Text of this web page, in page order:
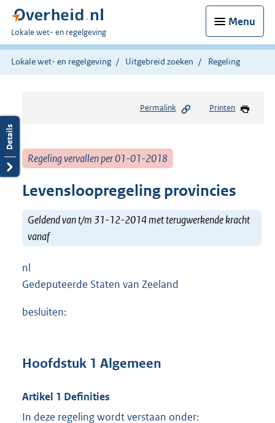
Menu
U
bent
hier:
Lokale wet- en regelgeving
Lokale wet- en regelgeving Uitgebreid zoeken Regeling
Permalink Printen
Regeling vervallen per 01-01-2018
Levensloopregeling provincies
Geldend van t/m 31-12-2014 met terugwerkende kracht
vanaf
nl
Gedeputeerde Staten van Zeeland
besluiten:
Hoofdstuk 1 Algemeen
Artikel 1 Definities
In deze regeling wordt verstaan onder: